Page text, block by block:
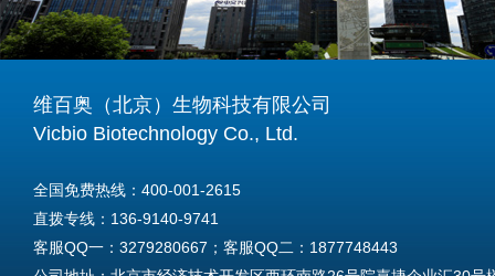
维百奥（北京）生物科技有限公司
Vicbio Biotechnology Co., Ltd.
全国免费热线：400-001-2615
直拨专线：136-9140-9741
客服QQ一：3279280667；客服QQ二：1877748443